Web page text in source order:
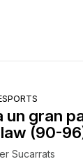
un gran
(90-
Sucarrats